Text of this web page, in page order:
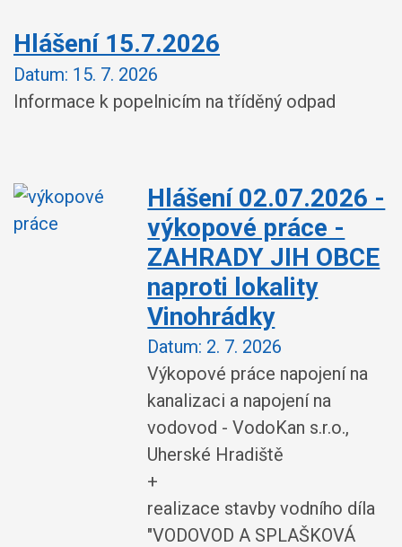
Hlášení 15.7.2026
Datum: 15. 7. 2026
Informace k popelnicím na tříděný odpad
Hlášení 02.07.2026 -
výkopové práce -
ZAHRADY JIH OBCE
naproti lokality
Vinohrádky
Datum: 2. 7. 2026
Výkopové práce napojení na
kanalizaci a napojení na
vodovod - VodoKan s.r.o.,
Uherské Hradiště
+
realizace stavby vodního díla
"VODOVOD A SPLAŠKOVÁ